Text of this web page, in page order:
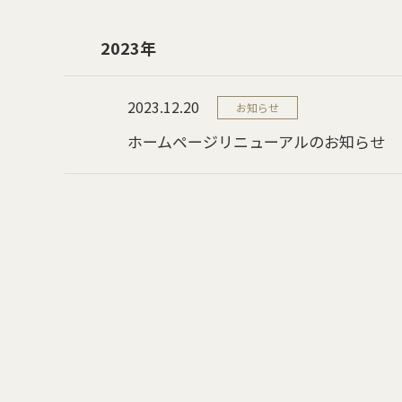
2023年
2023.12.20 お知らせ
ホームページリニューアルのお知らせ